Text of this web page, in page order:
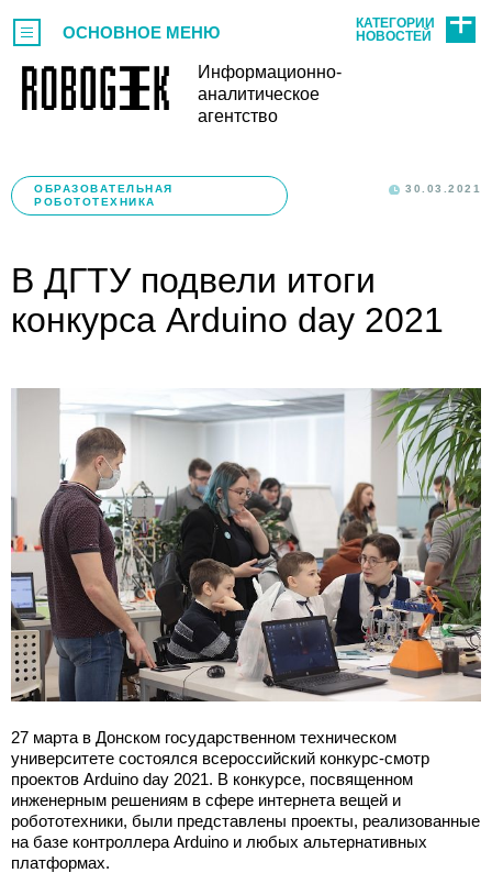
Информационно-
аналитическое
агентство
ОСНОВНОЕ МЕНЮ
КАТЕГОРИИ
НОВОСТЕЙ
ОБРАЗОВАТЕЛЬНАЯ
РОБОТОТЕХНИКА
30.03.2021
В ДГТУ подвели итоги
конкурса Arduino day 2021
27 марта в Донском государственном техническом
университете состоялся всероссийский конкурс-смотр
проектов Arduino day 2021. В конкурсе, посвященном
инженерным решениям в сфере интернета вещей и
робототехники, были представлены проекты, реализованные
на базе контроллера Arduino и любых альтернативных
платформах.